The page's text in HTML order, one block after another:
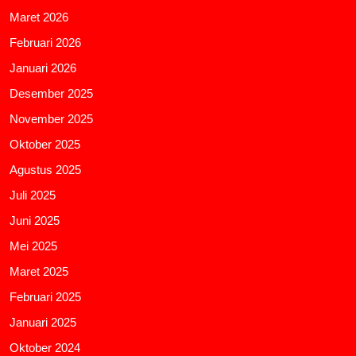
Maret 2026
Februari 2026
Januari 2026
Desember 2025
November 2025
Oktober 2025
Agustus 2025
Juli 2025
Juni 2025
Mei 2025
Maret 2025
Februari 2025
Januari 2025
Oktober 2024